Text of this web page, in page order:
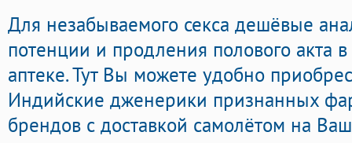
Для незабываемого секса дешёвые
потенции и продления полового акта
аптеке. Тут Вы можете удобно
Индийские дженерики признанных
брендов с доставкой самолётом на